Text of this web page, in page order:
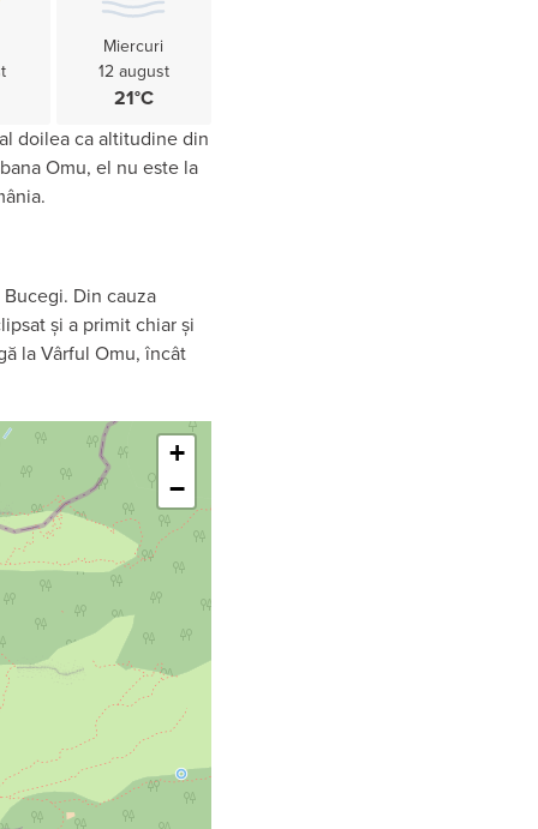
Miercuri
12 august
21°C
doilea ca altitudine din
Omu, el nu este la
Din cauza
și a primit chiar și
la Vârful Omu, încât
+
−